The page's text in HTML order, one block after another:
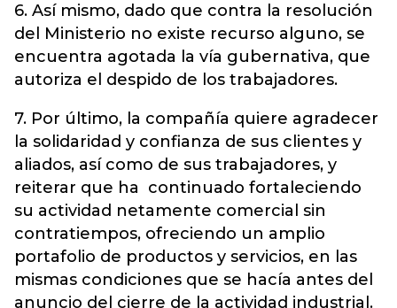
6. Así mismo, dado que contra la resolución
del Ministerio no existe recurso alguno, se
encuentra agotada la vía gubernativa, que
autoriza el despido de los trabajadores.
7. Por último, la compañía quiere agradecer
la solidaridad y confianza de sus clientes y
aliados, así como de sus trabajadores, y
reiterar que ha continuado fortaleciendo
su actividad netamente comercial sin
contratiempos, ofreciendo un amplio
portafolio de productos y servicios, en las
mismas condiciones que se hacía antes del
anuncio del cierre de la actividad industrial.